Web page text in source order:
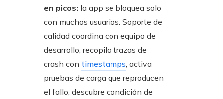
en picos: la app se bloquea solo
con muchos usuarios. Soporte de
calidad coordina con equipo de
desarrollo, recopila trazas de
crash con timestamps, activa
pruebas de carga que reproducen
el fallo, descubre condición de